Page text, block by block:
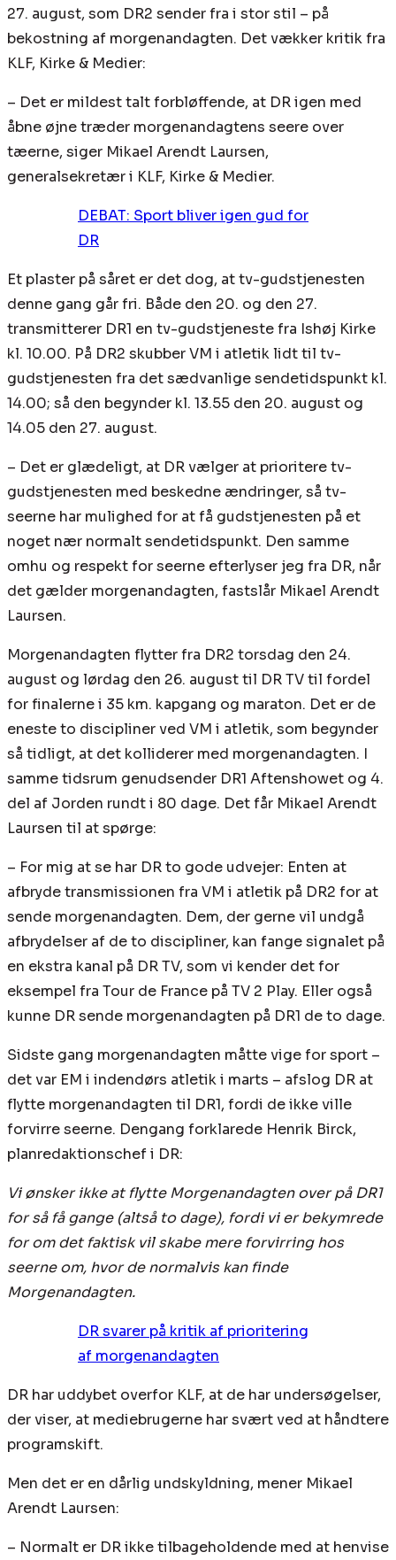
27. august, som DR2 sender fra i stor stil – på
bekostning af morgenandagten. Det vækker kritik fra
KLF, Kirke & Medier:
– Det er mildest talt forbløffende, at DR igen med
åbne øjne træder morgenandagtens seere over
tæerne, siger Mikael Arendt Laursen,
generalsekretær i KLF, Kirke & Medier.
DEBAT: Sport bliver igen gud for
DR
Et plaster på såret er det dog, at tv-gudstjenesten
denne gang går fri. Både den 20. og den 27.
transmitterer DR1 en tv-gudstjeneste fra Ishøj Kirke
kl. 10.00. På DR2 skubber VM i atletik lidt til tv-
gudstjenesten fra det sædvanlige sendetidspunkt kl.
14.00; så den begynder kl. 13.55 den 20. august og
14.05 den 27. august.
– Det er glædeligt, at DR vælger at prioritere tv-
gudstjenesten med beskedne ændringer, så tv-
seerne har mulighed for at få gudstjenesten på et
noget nær normalt sendetidspunkt. Den samme
omhu og respekt for seerne efterlyser jeg fra DR, når
det gælder morgenandagten, fastslår Mikael Arendt
Laursen.
Morgenandagten flytter fra DR2 torsdag den 24.
august og lørdag den 26. august til DR TV til fordel
for finalerne i 35 km. kapgang og maraton. Det er de
eneste to discipliner ved VM i atletik, som begynder
så tidligt, at det kolliderer med morgenandagten. I
samme tidsrum genudsender DR1 Aftenshowet og 4.
del af Jorden rundt i 80 dage. Det får Mikael Arendt
Laursen til at spørge:
– For mig at se har DR to gode udvejer: Enten at
afbryde transmissionen fra VM i atletik på DR2 for at
sende morgenandagten. Dem, der gerne vil undgå
afbrydelser af de to discipliner, kan fange signalet på
en ekstra kanal på DR TV, som vi kender det for
eksempel fra Tour de France på TV 2 Play. Eller også
kunne DR sende morgenandagten på DR1 de to dage.
Sidste gang morgenandagten måtte vige for sport –
det var EM i indendørs atletik i marts – afslog DR at
flytte morgenandagten til DR1, fordi de ikke ville
forvirre seerne. Dengang forklarede Henrik Birck,
planredaktionschef i DR:
Vi ønsker ikke at flytte Morgenandagten over på DR1
for så få gange (altså to dage), fordi vi er bekymrede
for om det faktisk vil skabe mere forvirring hos
seerne om, hvor de normalvis kan finde
Morgenandagten.
DR svarer på kritik af prioritering
af morgenandagten
DR har uddybet overfor KLF, at de har undersøgelser,
der viser, at mediebrugerne har svært ved at håndtere
programskift.
Men det er en dårlig undskyldning, mener Mikael
Arendt Laursen:
– Normalt er DR ikke tilbageholdende med at henvise